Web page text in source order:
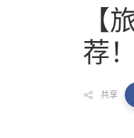
荐！
共享